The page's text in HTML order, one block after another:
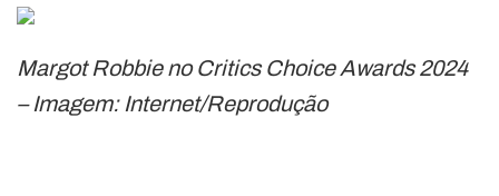
Margot Robbie no Critics Choice Awards 2024
– Imagem: Internet/Reprodução